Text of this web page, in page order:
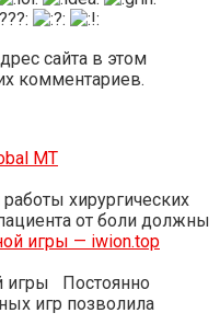
сайта в этом
комментариев.
MT
хирургических
от боли должны
игры — iwion.top
игры Постоянно
игр позволила